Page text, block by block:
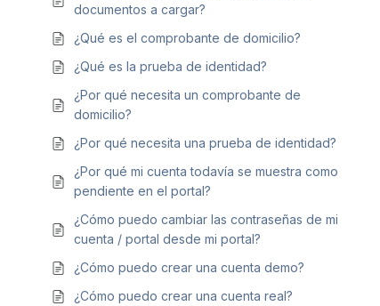
documentos a cargar?
¿Qué es el comprobante de domicilio?
¿Qué es la prueba de identidad?
¿Por qué necesita un comprobante de
domicilio?
¿Por qué necesita una prueba de identidad?
¿Por qué mi cuenta todavía se muestra como
pendiente en el portal?
¿Cómo puedo cambiar las contraseñas de mi
cuenta / portal desde mi portal?
¿Cómo puedo crear una cuenta demo?
¿Cómo puedo crear una cuenta real?